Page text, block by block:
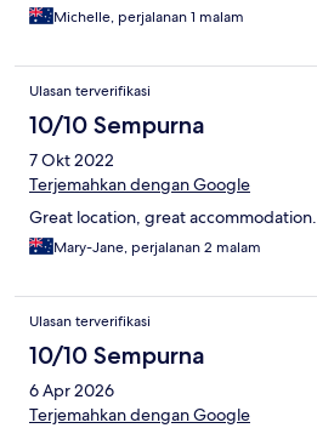
Michelle, perjalanan 1 malam
Ulasan terverifikasi
10/10 Sempurna
7 Okt 2022
Terjemahkan dengan Google
Great location, great accommodation.
Mary-Jane, perjalanan 2 malam
Ulasan terverifikasi
10/10 Sempurna
6 Apr 2026
Terjemahkan dengan Google